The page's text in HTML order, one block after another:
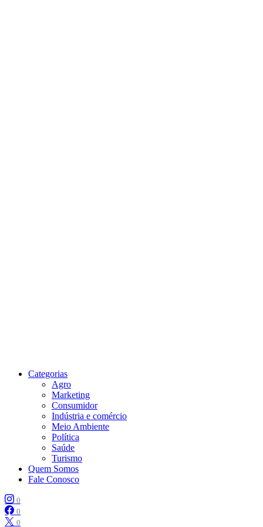
Categorias
Agro
Marketing
Consumidor
Indústria e comércio
Meio Ambiente
Política
Saúde
Turismo
Quem Somos
Fale Conosco
0
0
0